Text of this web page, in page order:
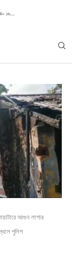
১ আগস্ট ২০২৬, শনিবার– ১৫...
আগুন লাগার
পুলিশ